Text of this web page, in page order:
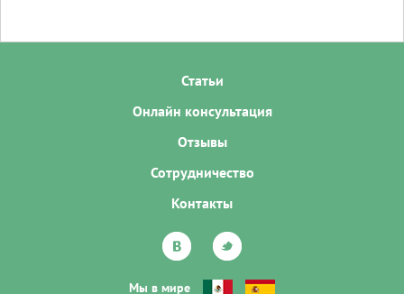
Статьи
Онлайн консультация
Отзывы
Сотрудничество
Контакты
Мы в мире